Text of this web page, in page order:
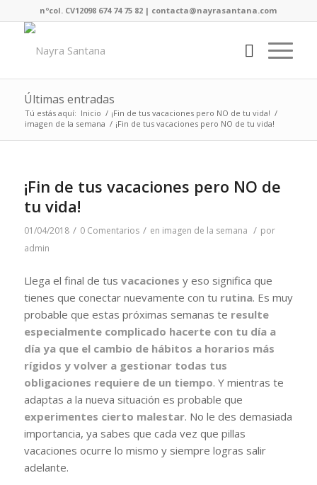
nºcol. CV12098 674 74 75 82 | contacta@nayrasantana.com
Últimas entradas
Tú estás aquí: Inicio / ¡Fin de tus vacaciones pero NO de tu vida! /
imagen de la semana / ¡Fin de tus vacaciones pero NO de tu vida!
¡Fin de tus vacaciones pero NO de
tu vida!
01/04/2018 / 0 Comentarios / en imagen de la semana / por
admin
Llega el final de tus vacaciones y eso significa que
tienes que conectar nuevamente con tu rutina. Es muy
probable que estas próximas semanas te resulte
especialmente complicado hacerte con tu día a
día ya que el cambio de hábitos a horarios más
rígidos y volver a gestionar todas tus
obligaciones requiere de un tiempo. Y mientras te
adaptas a la nueva situación es probable que
experimentes cierto malestar. No le des demasiada
importancia, ya sabes que cada vez que pillas
vacaciones ocurre lo mismo y siempre logras salir
adelante.